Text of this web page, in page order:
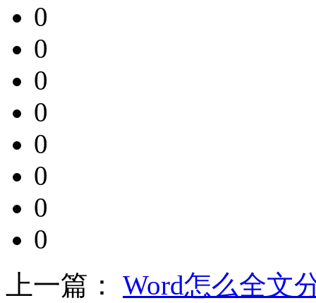
0
0
0
0
0
0
0
0
上一篇： Word怎么全文